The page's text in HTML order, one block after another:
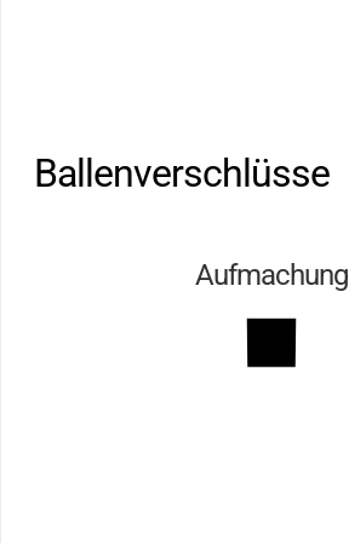
Ballenverschlüsse
Aufmachung